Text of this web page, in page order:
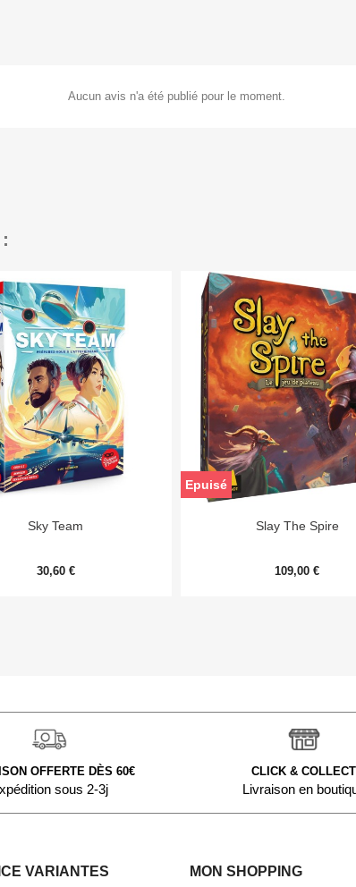
Aucun avis n'a été publié pour le moment.
Aperçu rapide
Sky Team
30,60 €
Aperçu rapide
Slay The Spire
109,00 €
Epuisé
OFFERTE DÈS 60€
sous 2-3j
CLICK & COLLECT
Livraison en
VARIANTES MON SHOPPING